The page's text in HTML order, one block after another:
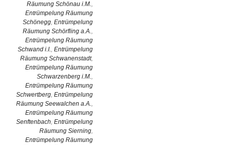
Räumung Schönau i.M.,
Entrümpelung Räumung
Schönegg, Entrümpelung
Räumung Schörfling a.A.,
Entrümpelung Räumung
Schwand i.I., Entrümpelung
Räumung Schwanenstadt,
Entrümpelung Räumung
Schwarzenberg i.M.,
Entrümpelung Räumung
Schwertberg, Entrümpelung
Räumung Seewalchen a.A.,
Entrümpelung Räumung
Senftenbach, Entrümpelung
Räumung Sierning,
Entrümpelung Räumung